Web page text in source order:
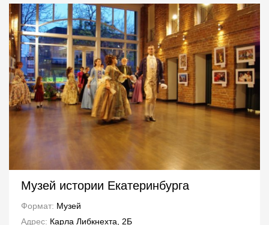
Музей истории Екатеринбурга
Формат: Музей
Адрес: Карла Либкнехта, 2Б